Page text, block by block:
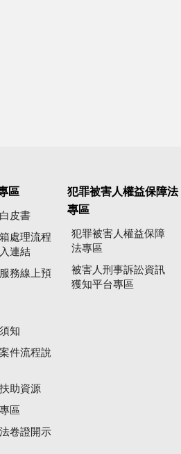
區
皮書
處理流程
連結
務線上預
知
件流程說
助資源
區
卷證開示
犯罪被害人權益保障法
專區
犯罪被害人權益保障
法專區
被害人刑事訴訟資訊
獲知平台專區